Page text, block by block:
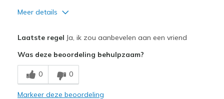
Meer details
Comfortable
Stylish
Laatste regel Ja, ik zou aanbevelen aan een vriend
Was deze beoordeling behulpzaam?
0 0
Markeer deze beoordeling